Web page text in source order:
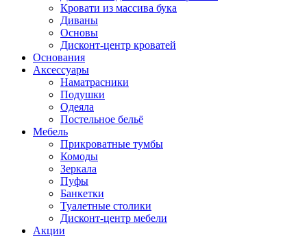
Кровати из массива бука
Диваны
Основы
Дисконт-центр кроватей
Основания
Аксессуары
Наматрасники
Подушки
Одеяла
Постельное бельё
Мебель
Прикроватные тумбы
Комоды
Зеркала
Пуфы
Банкетки
Туалетные столики
Дисконт-центр мебели
Акции